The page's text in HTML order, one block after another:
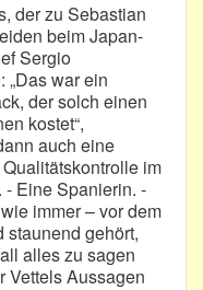
der zu Sebastian
beim Japan-
Sergio
„Das war ein
der solch einen
kostet“,
auch eine
im
- Eine Spanierin. -
immer – vor dem
staunend gehört,
alles zu sagen
Vettels Aussagen